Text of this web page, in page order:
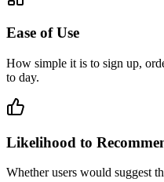
Ease of Use
How simple it is to sign up,
to day.
Likelihood to
Whether users would suggest